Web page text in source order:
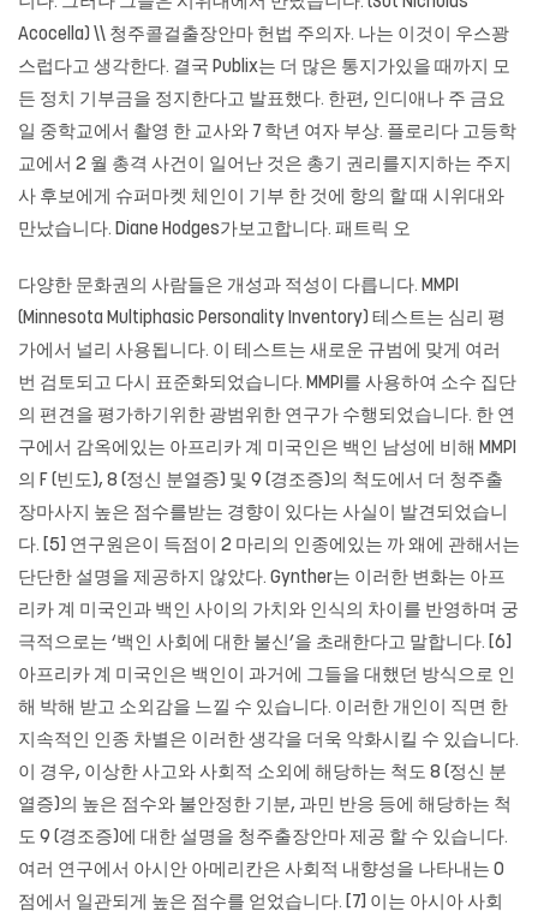
Acocella) \\ 청주콜걸출장안마 헌법 주의자. 나는 이것이 우스꽝
스럽다고 생각한다. 결국 Publix는 더 많은 통지가있을 때까지 모
든 정치 기부금을 정지한다고 발표했다. 한편, 인디애나 주 금요
일 중학교에서 촬영 한 교사와 7 학년 여자 부상. 플로리다 고등학
교에서 2 월 총격 사건이 일어난 것은 총기 권리를지지하는 주지
사 후보에게 슈퍼마켓 체인이 기부 한 것에 항의 할 때 시위대와
만났습니다. Diane Hodges가보고합니다. 패트릭 오
다양한 문화권의 사람들은 개성과 적성이 다릅니다. MMPI
(Minnesota Multiphasic Personality Inventory) 테스트는 심리 평
가에서 널리 사용됩니다. 이 테스트는 새로운 규범에 맞게 여러
번 검토되고 다시 표준화되었습니다. MMPI를 사용하여 소수 집단
의 편견을 평가하기위한 광범위한 연구가 수행되었습니다. 한 연
구에서 감옥에있는 아프리카 계 미국인은 백인 남성에 비해 MMPI
의 F (빈도), 8 (정신 분열증) 및 9 (경조증)의 척도에서 더 청주출
장마사지 높은 점수를받는 경향이 있다는 사실이 발견되었습니
다. [5] 연구원은이 득점이 2 마리의 인종에있는 까 왜에 관해서는
단단한 설명을 제공하지 않았다. Gynther는 이러한 변화는 아프
리카 계 미국인과 백인 사이의 가치와 인식의 차이를 반영하며 궁
극적으로는 ‘백인 사회에 대한 불신’을 초래한다고 말합니다. [6]
아프리카 계 미국인은 백인이 과거에 그들을 대했던 방식으로 인
해 박해 받고 소외감을 느낄 수 있습니다. 이러한 개인이 직면 한
지속적인 인종 차별은 이러한 생각을 더욱 악화시킬 수 있습니다.
이 경우, 이상한 사고와 사회적 소외에 해당하는 척도 8 (정신 분
열증)의 높은 점수와 불안정한 기분, 과민 반응 등에 해당하는 척
도 9 (경조증)에 대한 설명을 청주출장안마 제공 할 수 있습니다.
여러 연구에서 아시안 아메리칸은 사회적 내향성을 나타내는 0
점에서 일관되게 높은 점수를 얻었습니다. [7] 이는 아시아 사회